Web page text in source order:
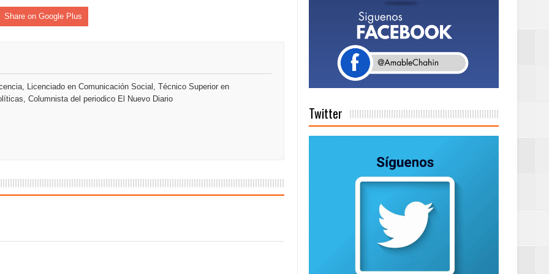
Banreservas seguirá impulsando la seguridad alimentaria tras salida de RD
Share on Google Plus
Licenciado en Comunicación Social, Técnico Superior en
Columnista del periodico El Nuevo Diario
Twitter